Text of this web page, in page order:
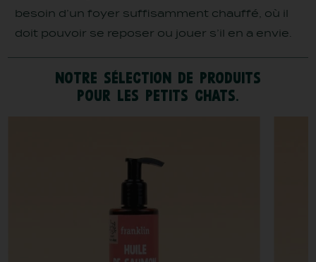
besoin d’un foyer suffisamment chauffé, où il
doit pouvoir se reposer ou jouer s’il en a envie.
NOTRE SÉLECTION DE PRODUITS
POUR LES PETITS CHATS.